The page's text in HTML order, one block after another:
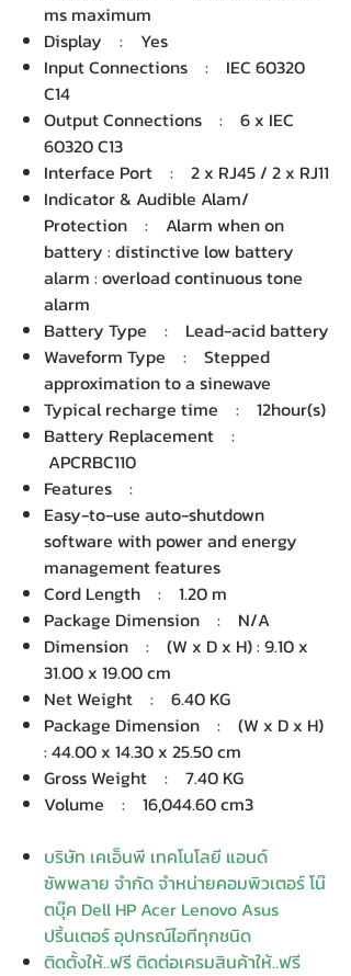
ms maximum
Display : Yes
Input Connections : IEC 60320
C14
Output Connections : 6 x IEC
60320 C13
Interface Port : 2 x RJ45 / 2 x RJ11
Indicator & Audible Alam/
Protection : Alarm when on
battery : distinctive low battery
alarm : overload continuous tone
alarm
Battery Type : Lead-acid battery
Waveform Type : Stepped
approximation to a sinewave
Typical recharge time : 12hour(s)
Battery Replacement :
APCRBC110
Features :
Easy-to-use auto-shutdown
software with power and energy
management features
Cord Length : 1.20 m
Package Dimension : N/A
Dimension : (W x D x H) : 9.10 x
31.00 x 19.00 cm
Net Weight : 6.40 KG
Package Dimension : (W x D x H)
: 44.00 x 14.30 x 25.50 cm
Gross Weight : 7.40 KG
Volume : 16,044.60 cm3
บริษัท เคเอ็นพี เทคโนโลยี แอนด์
ซัพพลาย จำกัด จำหน่ายคอมพิวเตอร์ โน๊
ตบุ๊ค Dell HP Acer Lenovo Asus
ปริ้นเตอร์ อุปกรณ์ไอทีทุกชนิด
ติดตั้งให้..ฟรี ติดต่อเครมสินค้าให้..ฟรี